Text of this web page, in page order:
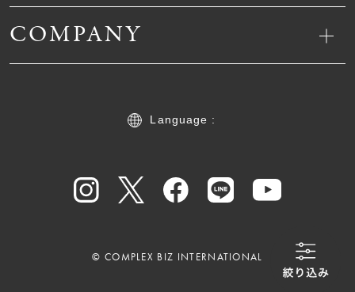
COMPANY
Language :
© COMPLEX BIZ INTERNATIONAL